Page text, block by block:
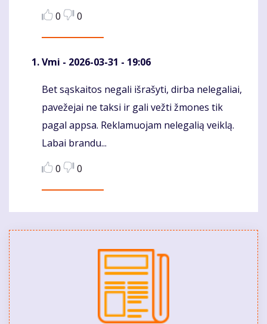
0
0
Vmi - 2026-03-31 - 19:06
Komentaras
Bet sąskaitos negali išrašyti, dirba nelegaliai,
pavežejai ne taksi ir gali vežti žmones tik
pagal appsa. Reklamuojam nelegalią veiklą.
Labai brandu...
0
0